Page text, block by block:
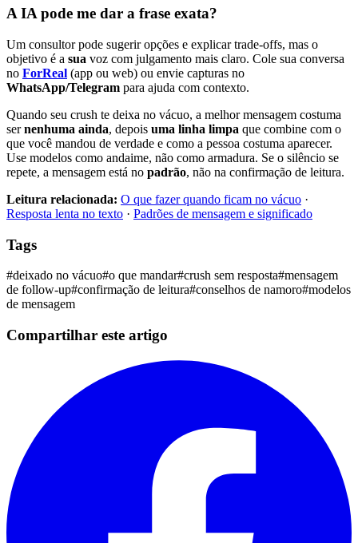
A IA pode me dar a frase exata?
Um consultor pode sugerir opções e explicar trade-offs, mas o
objetivo é a sua voz com julgamento mais claro. Cole sua conversa
no ForReal (app ou web) ou envie capturas no
WhatsApp/Telegram para ajuda com contexto.
Quando seu crush te deixa no vácuo, a melhor mensagem costuma
sernenhuma ainda, depois uma linha limpa que combine com o
que você mandou de verdade e como a pessoa costuma aparecer.
Use modelos como andaime, não como armadura. Se o silêncio se
repete, a mensagem está no padrão, não na confirmação de leitura.
Leitura relacionada: O que fazer quando ficam no vácuo ·
Resposta lenta no texto · Padrões de mensagem e significado
Tags
#deixado no vácuo#o que mandar#crush sem resposta#mensagem
de follow-up#confirmação de leitura#conselhos de namoro#modelos
de mensagem
Compartilhar este artigo